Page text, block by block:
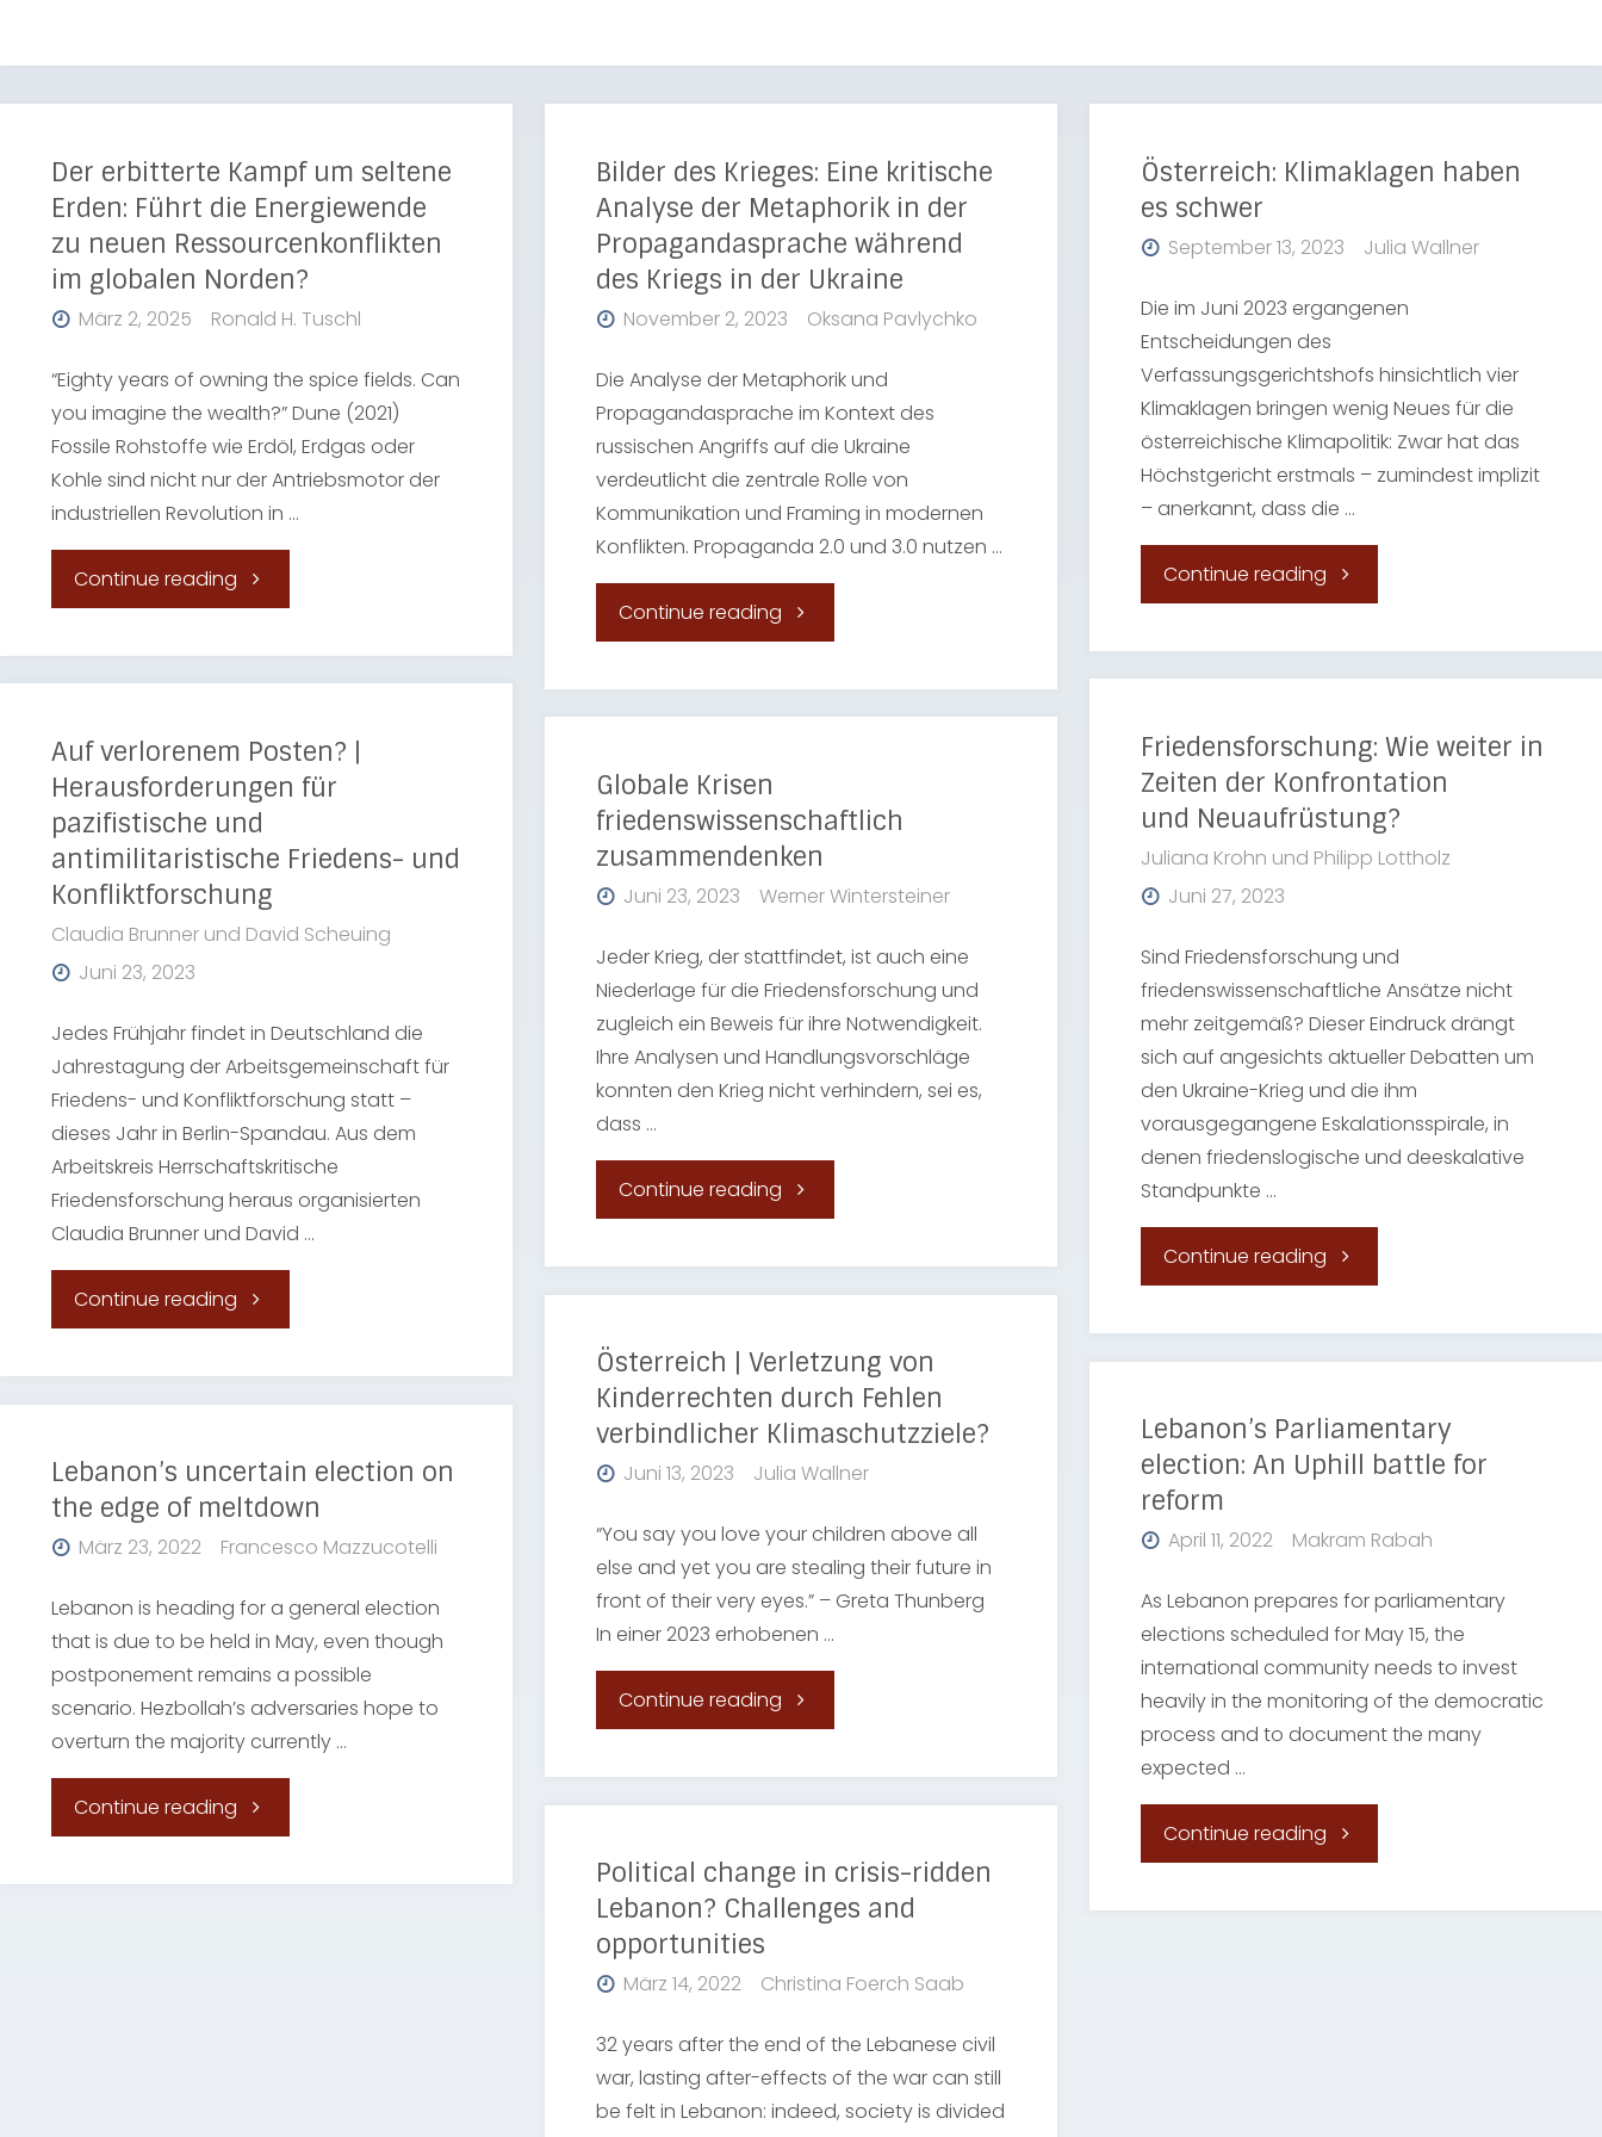
Der erbitterte Kampf um seltene
Erden: Führt die Energiewende
zu neuen Ressourcenkonflikten
im globalen Norden?
Ronald H. Tuschl
März 2, 2025
“Eighty years of owning the spice fields. Can
you imagine the wealth?” Dune (2021)
Fossile Rohstoffe wie Erdöl, Erdgas oder
Kohle sind nicht nur der Antriebsmotor der
industriellen Revolution in …
Continue reading "Der
Kampf
um
seltene
Erden:
Führt
Energiewende
zu
neuen
Ressourcenkonflikten
Norden?"
Bilder des Krieges: Eine kritische
Analyse der Metaphorik in der
Propagandasprache während
des Kriegs in der Ukraine
Oksana Pavlychko
November 2, 2023
Die Analyse der Metaphorik und
Propagandasprache im Kontext des
russischen Angriffs auf die Ukraine
verdeutlicht die zentrale Rolle von
Kommunikation und Framing in modernen
Konflikten. Propaganda 2.0 und 3.0 nutzen …
Continue reading "Bilder
Krieges:
kritische
Analyse
der
Metaphorik
in
Propagandasprache
des
Kriegs
in
der
Ukraine"
Österreich: Klimaklagen haben
es schwer
Julia Wallner
September 13, 2023
Die im Juni 2023 ergangenen
Entscheidungen des
Verfassungsgerichtshofs hinsichtlich vier
Klimaklagen bringen wenig Neues für die
österreichische Klimapolitik: Zwar hat das
Höchstgericht erstmals – zumindest implizit
– anerkannt, dass die …
Continue reading "Österreich:
haben
es
schwer"
Friedensforschung: Wie weiter in
Zeiten der Konfrontation
und Neuaufrüstung?
Juliana Krohn und Philipp Lottholz
Juni 27, 2023
Sind Friedensforschung und
friedenswissenschaftliche Ansätze nicht
mehr zeitgemäß? Dieser Eindruck drängt
sich auf angesichts aktueller Debatten um
den Ukraine-Krieg und die ihm
vorausgegangene Eskalationsspirale, in
denen friedenslogische und deeskalative
Standpunkte …
Continue reading "Friedensforschung:
weiter
in
Zeiten
der
Konfrontation
und Neuaufrüstung?"
Auf verlorenem Posten? |
Herausforderungen für
pazifistische und
antimilitaristische Friedens- und
Konfliktforschung
Claudia Brunner und David Scheuing
Juni 23, 2023
Jedes Frühjahr findet in Deutschland die
Jahrestagung der Arbeitsgemeinschaft für
Friedens- und Konfliktforschung statt –
dieses Jahr in Berlin-Spandau. Aus dem
Arbeitskreis Herrschaftskritische
Friedensforschung heraus organisierten
Claudia Brunner und David …
Continue reading "Auf
Posten?
|
Herausforderungen
pazifistische
und
antimilitaristische
Friedens-
Globale Krisen
friedenswissenschaftlich
zusammendenken
Werner Wintersteiner
Juni 23, 2023
Jeder Krieg, der stattfindet, ist auch eine
Niederlage für die Friedensforschung und
zugleich ein Beweis für ihre Notwendigkeit.
Ihre Analysen und Handlungsvorschläge
konnten den Krieg nicht verhindern, sei es,
dass …
Continue reading "Globale
friedenswissenschaftlich
zusammendenken"
Österreich | Verletzung von
Kinderrechten durch Fehlen
verbindlicher Klimaschutzziele?
Julia Wallner
Juni 13, 2023
“You say you love your children above all
else and yet you are stealing their future in
front of their very eyes.” – Greta Thunberg
In einer 2023 erhobenen …
Continue reading "Österreich
Verletzung
von
Kinderrechten
durch
Fehlen
verbindlicher
Lebanon’s Parliamentary
election: An Uphill battle for
reform
Makram Rabah
April 11, 2022
As Lebanon prepares for parliamentary
elections scheduled for May 15, the
international community needs to invest
heavily in the monitoring of the democratic
process and to document the many
expected …
Continue reading "Lebanon’s
Lebanon’s uncertain election on
the edge of meltdown
Francesco Mazzucotelli
März 23, 2022
Lebanon is heading for a general election
that is due to be held in May, even though
postponement remains a possible
scenario. Hezbollah’s adversaries hope to
overturn the majority currently …
Continue reading "Lebanon’s
Political change in crisis-ridden
Lebanon? Challenges and
opportunities
Christina Foerch Saab
März 14, 2022
32 years after the end of the Lebanese civil
war, lasting after-effects of the war can still
be felt in Lebanon: indeed, society is divided